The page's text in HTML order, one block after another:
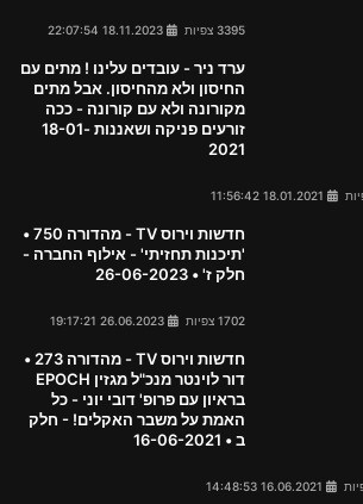
3395 צפיות
ערד ניר - עובדים עלינו ! מתים עם
החיסון ולא מהחיסון. אבל מתים
מקורונה ולא עם קורונה - ככה
זורעים פניקה ושאננות 18-01-
2021
חדשות וירוס TV - מהדורה 750 •
'תיכנות תחזיתי' - אילוף החברה -
חלק ז' • 26-06-2023
1702 צפיות
חדשות וירוס TV - מהדורה 273 •
דור לוינטר מנכ"ל מגזין EPOCH
בראיון עם פרופ' דובי יוני - כל
האמת על משבר האקלים! - חלק
ב • 16-06-2021